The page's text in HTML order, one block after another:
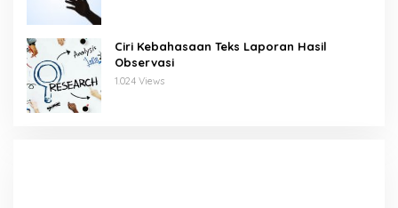
Ciri Kebahasaan Teks Laporan Hasil
Observasi
1.024 Views